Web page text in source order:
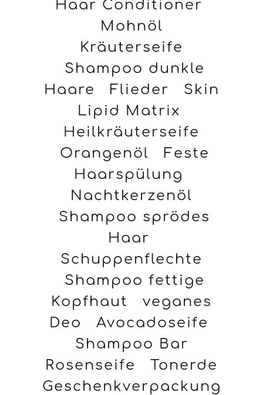
Haar Conditioner
Mohnöl
Kräuterseife
Shampoo dunkle
Haare
Flieder
Skin
Lipid Matrix
Heilkräuterseife
Orangenöl
Feste
Haarspülung
Nachtkerzenöl
Shampoo sprödes
Haar
Schuppenflechte
Shampoo fettige
Kopfhaut
veganes
Deo
Avocadoseife
Shampoo Bar
Rosenseife
Tonerde
Geschenkverpackung